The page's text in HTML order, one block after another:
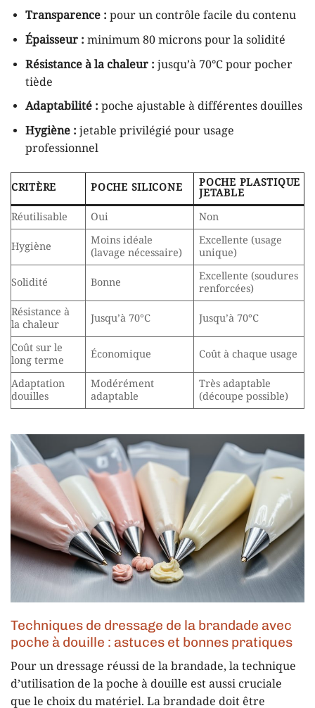
Transparence : pour un contrôle facile du contenu
Épaisseur : minimum 80 microns pour la solidité
Résistance à la chaleur : jusqu’à 70°C pour pocher
tiède
Adaptabilité : poche ajustable à différentes douilles
Hygiène : jetable privilégié pour usage
professionnel
CRITÈRE POCHE SILICONE
POCHE PLASTIQUE
JETABLE
Réutilisable
Oui Non
Hygiène
Moins idéale
(lavage nécessaire)
Excellente (usage
unique)
Solidité Bonne
Excellente (soudures
renforcées)
Résistance à
la chaleur
Jusqu’à 70°C Jusqu’à 70°C
Coût sur le
long terme
Économique Coût à chaque usage
Adaptation
douilles
Modérément
adaptable
Très adaptable
(découpe possible)
Techniques de dressage de la brandade avec
poche à douille : astuces et bonnes pratiques
Pour un dressage réussi de la brandade, la technique
d’utilisation de la poche à douille est aussi cruciale
que le choix du matériel. La brandade doit être